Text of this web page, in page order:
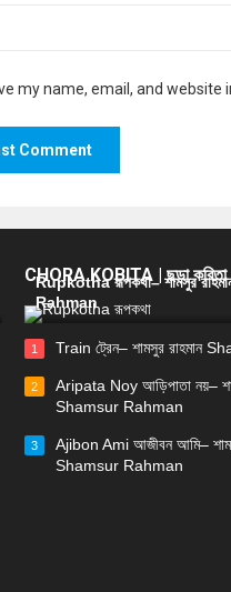
my name, email, and
CHORA KOBITA | ছড়া কবিতা
Rupkotha রূপকথা– শামসুর
Rahman
1 Train ট্রেন– শামসুর রাহমান
2
Aripata Noy আড়িপাতা নয়–
Shamsur Rahman
3
Ajibon Ami আজীবন আমি–
Shamsur Rahman